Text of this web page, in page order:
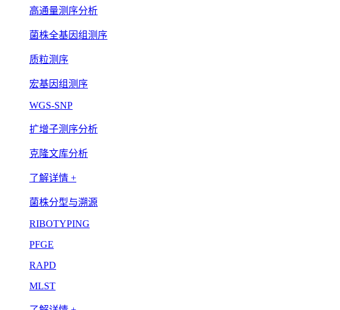
高通量测序分析
菌株全基因组测序
质粒测序
宏基因组测序
WGS-SNP
扩增子测序分析
克隆文库分析
了解详情 +
菌株分型与溯源
RIBOTYPING
PFGE
RAPD
MLST